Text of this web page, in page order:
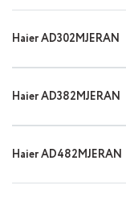
Haier AD302MJERAN
Haier AD382MJERAN
Haier AD482MJERAN